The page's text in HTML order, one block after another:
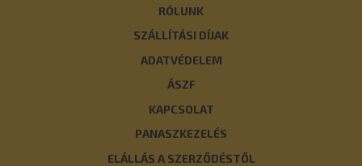
RÓLUNK
SZÁLLÍTÁSI DÍJAK
ADATVÉDELEM
ÁSZF
KAPCSOLAT
PANASZKEZELÉS
ELÁLLÁS A SZERZŐDÉSTŐL